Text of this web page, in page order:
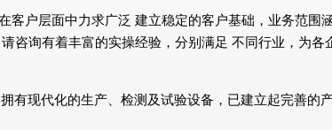
户层面中力求广泛 建立稳定的客户基础，业务范围
咨询有着丰富的实操经验，分别满足 不同行业，为各
有现代化的生产、检测及试验设备，已建立起完善的